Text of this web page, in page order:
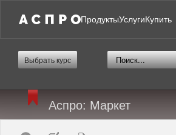
ПродуктыУслугиКупить
Выбрать курс
Аспро: Маркет